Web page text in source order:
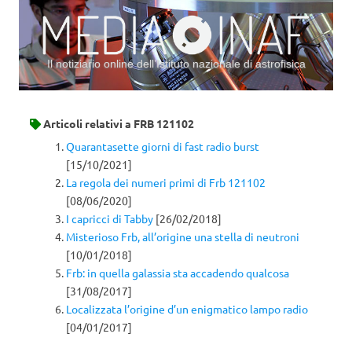
Il notiziario online dell’Istituto nazionale di astrofisica
Articoli relativi a FRB 121102
Quarantasette giorni di fast radio burst
[15/10/2021]
La regola dei numeri primi di Frb 121102
[08/06/2020]
I capricci di Tabby [26/02/2018]
Misterioso Frb, all’origine una stella di neutroni
[10/01/2018]
Frb: in quella galassia sta accadendo qualcosa
[31/08/2017]
Localizzata l’origine d’un enigmatico lampo radio
[04/01/2017]